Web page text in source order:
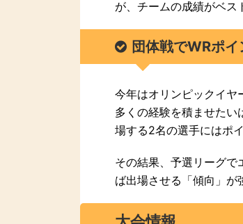
が、チームの成績がベス
団体戦でWRポ
今年はオリンピックイヤ
多くの経験を積ませたい
場する2名の選手にはポ
その結果、予選リーグ
ば出場させる「傾向」が